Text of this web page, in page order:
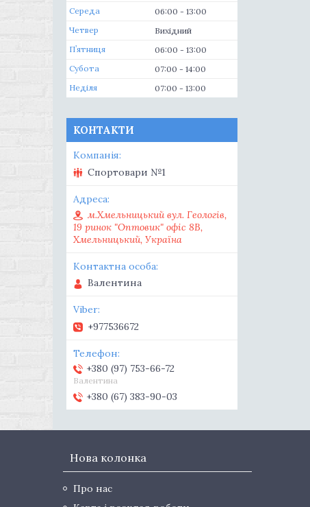
Середа
06:00
13:00
Четвер
Вихідний
Пʼятниця
06:00
13:00
Субота
07:00
14:00
Неділя
07:00 13:00
КОНТАКТИ
Спортовари №1
м.Хмельницький вул. Геологів,
19 ринок "Оптовик" офіс 8В,
Хмельницький, Україна
Валентина
+977536672
+380 (97) 753-66-72
Валентина
+380 (67) 383-90-03
Нова колонка
Про нас